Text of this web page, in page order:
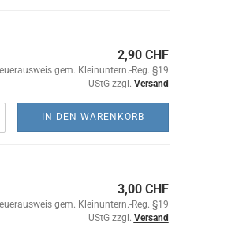
2,90 CHF
gem. Kleinuntern.-Reg. §19
UStG zzgl. Versand
IN DEN WARENKORB
3,00 CHF
gem. Kleinuntern.-Reg. §19
UStG zzgl. Versand